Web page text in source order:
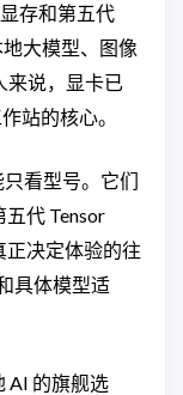
存和第五代
大模型、图像
来说，显卡已
站的核心。
只看型号。它们
代 Tensor
正决定体验的往
具体模型适
AI 的旗舰选